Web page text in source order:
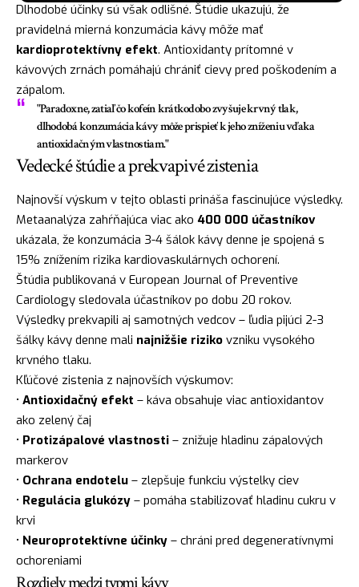
Dlhodobé účinky sú však odlišné. Štúdie ukazujú, že
pravidelná mierná konzumácia kávy môže mať
kardioprotektívny efekt. Antioxidanty prítomné v
kávových zrnách pomáhajú chrániť cievy pred poškodením a
zápalom.
"Paradoxne, zatiaľ čo kofeín krátkodobo zvyšuje krvný tlak,
dlhodobá konzumácia kávy môže prispieť k jeho zníženiu vďaka
antioxidačným vlastnostiam."
Vedecké štúdie a prekvapivé zistenia
Najnovší výskum v tejto oblasti prináša fascinujúce výsledky.
Metaanalýza zahŕňajúca viac ako 400 000 účastníkov
ukázala, že konzumácia 3-4 šálok kávy denne je spojená s
15% znížením rizika kardiovaskulárnych ochorení.
Štúdia publikovaná v European Journal of Preventive
Cardiology sledovala účastníkov po dobu 20 rokov.
Výsledky prekvapili aj samotných vedcov – ľudia pijúci 2-3
šálky kávy denne mali najnižšie riziko vzniku vysokého
krvného tlaku.
Kľúčové zistenia z najnovších výskumov:
• Antioxidačný efekt – káva obsahuje viac antioxidantov
ako zelený čaj
• Protizápalové vlastnosti – znižuje hladinu zápalových
markerov
• Ochrana endotelu – zlepšuje funkciu výstelky ciev
• Regulácia glukózy – pomáha stabilizovať hladinu cukru v
krvi
• Neuroprotektívne účinky – chráni pred degeneratívnymi
ochoreniami